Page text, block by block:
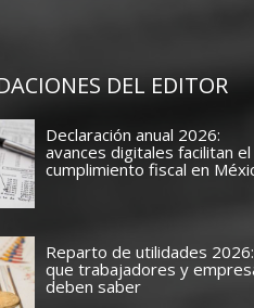
DEL EDITOR
Declaración anual 2026:
avances digitales facilitan el
cumplimiento fiscal en
Reparto de utilidades
que trabajadores y
deben saber